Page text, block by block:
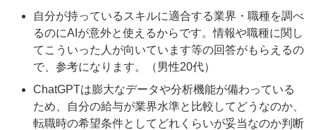
自分が持っているスキルに適合する業界・職種を調べ
るのにAIが意外と使えるからです。情報や職種に関し
てこういった人が向いています等の回答がもらえるの
で、参考になります。（男性20代）
ChatGPTは膨大なデータや分析機能が備わっている
ため、自分の給与が業界水準と比較してどうなのか、
転職時の希望条件としてどれくらいが妥当なのか判断